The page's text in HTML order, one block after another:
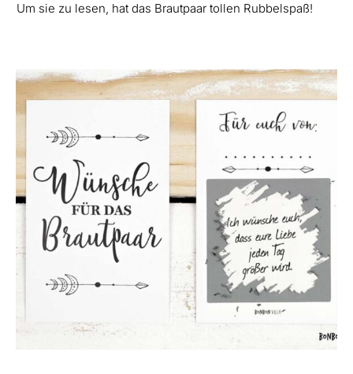
Um sie zu lesen, hat das Brautpaar tollen Rubbelspaß!